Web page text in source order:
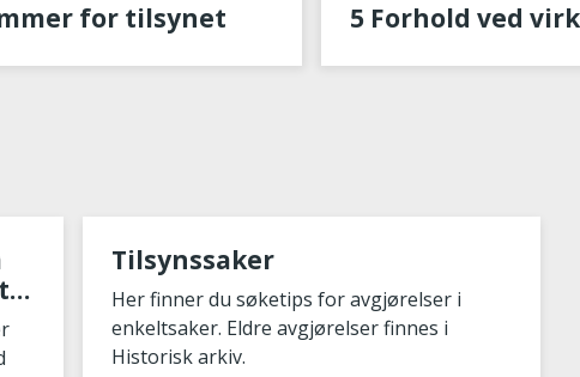
for tilsynet 5 Forhold ved
Tilsynssaker
Her finner du søketips for avgjørelser i
enkeltsaker. Eldre avgjørelser finnes i
Historisk arkiv.